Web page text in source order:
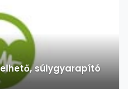
súlygyarapító